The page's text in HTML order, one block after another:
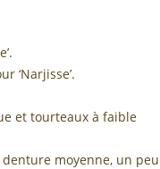
‘Narjisse’.
et tourteaux à faible
moyenne, un peu